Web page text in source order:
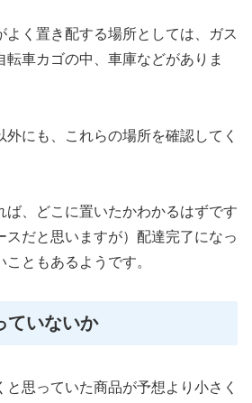
よく置き配する場所としては、ガス
転車カゴの中、車庫などがありま
にも、これらの場所を確認してく
ば、どこに置いたかわかるはずです
スだと思いますが）配達完了になっ
ともあるようです。
ていないか
思っていた商品が予想より小さく